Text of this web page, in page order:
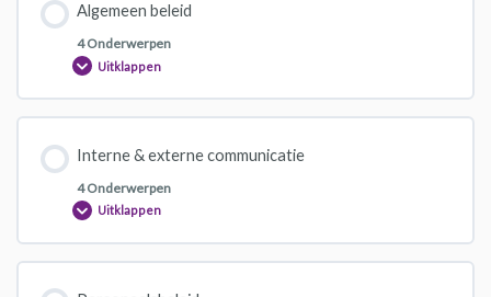
Algemeen beleid
4 Onderwerpen
Uitklappen
Interne & externe communicatie
4 Onderwerpen
Uitklappen